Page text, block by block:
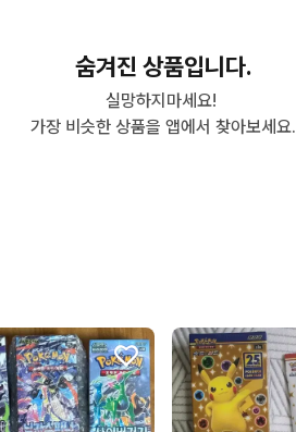
숨겨진 상품입니다.
실망하지마세요!
가장 비슷한 상품을 앱에서 찾아보세요.